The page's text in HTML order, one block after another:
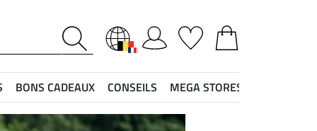
BONS CADEAUX CONSEILS MEGA STORES